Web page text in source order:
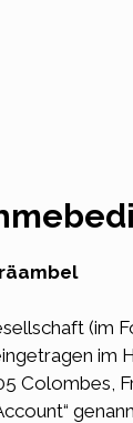
(im
im
Colombes,